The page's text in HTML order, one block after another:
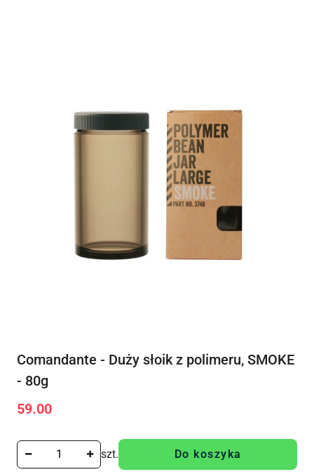
Comandante - Duży słoik z polimeru, SMOKE
- 80g
Cena:
59.00
szt. Do koszyka